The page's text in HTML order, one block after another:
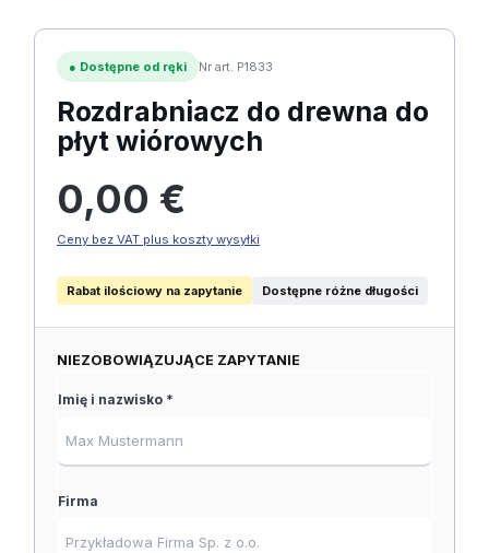
● Dostępne od ręki Nr art. P1833
Rozdrabniacz do drewna do
płyt wiórowych
0,00 €
Ceny bez VAT plus koszty wysyłki
Rabat ilościowy na zapytanie Dostępne różne długości
NIEZOBOWIĄZUJĄCE ZAPYTANIE
Imię i nazwisko *
Firma